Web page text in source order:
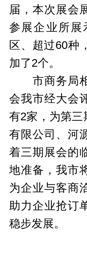
届，本次展会
参展企业所展
区、超过60种
加了2个。
市商务局相
会我市经大会
有2家，为第三
有限公司、河
着三期展会的
地准备，我市
为企业与客商
助力企业抢订
稳步发展。